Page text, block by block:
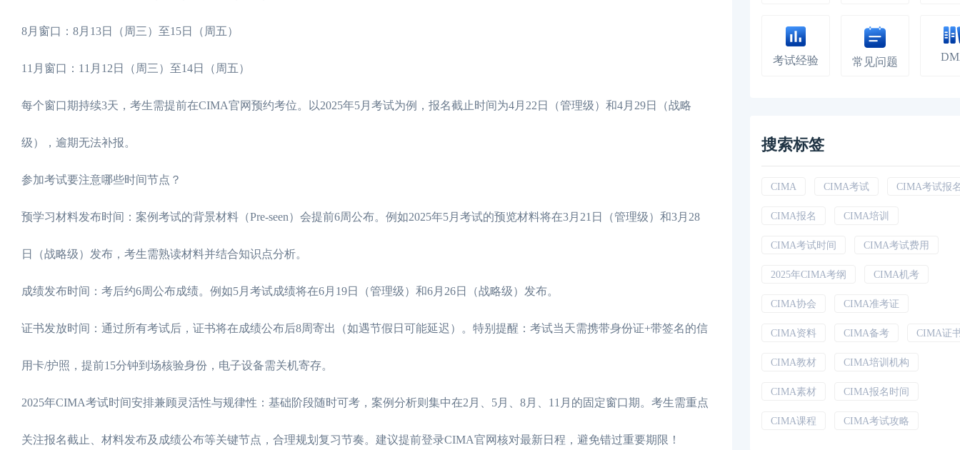
8月窗口：8月13日（周三）至15日（周五）
11月窗口：11月12日（周三）至14日（周五）
每个窗口期持续3天，考生需提前在CIMA官网预约考位。以2025年5月考试为例，报名截止时间为4月22日（管理级）和4月29日（战略
级），逾期无法补报。
参加考试要注意哪些时间节点？
预学习材料发布时间：案例考试的背景材料（Pre-seen）会提前6周公布。例如2025年5月考试的预览材料将在3月21日（管理级）和3月28
日（战略级）发布，考生需熟读材料并结合知识点分析。
成绩发布时间：考后约6周公布成绩。例如5月考试成绩将在6月19日（管理级）和6月26日（战略级）发布。
证书发放时间：通过所有考试后，证书将在成绩公布后8周寄出（如遇节假日可能延迟）。特别提醒：考试当天需携带身份证+带签名的信
用卡/护照，提前15分钟到场核验身份，电子设备需关机寄存。
2025年CIMA考试时间安排兼顾灵活性与规律性：基础阶段随时可考，案例分析则集中在2月、5月、8月、11月的固定窗口期。考生需重点
关注报名截止、材料发布及成绩公布等关键节点，合理规划复习节奏。建议提前登录CIMA官网核对最新日程，避免错过重要期限！
考试经验 常见问题
搜索标签
CIMA CIMA考试 CIMA考试报
CIMA报名 CIMA培训
CIMA考试时间 CIMA考试费用
2025年CIMA考纲 CIMA机考
CIMA协会 CIMA准考证
CIMA资料 CIMA备考 CIMA证
CIMA教材 CIMA培训机构
CIMA素材 CIMA报名时间
CIMA课程 CIMA考试攻略